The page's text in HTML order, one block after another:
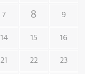
7 8 9
14 15 16
21 22 23